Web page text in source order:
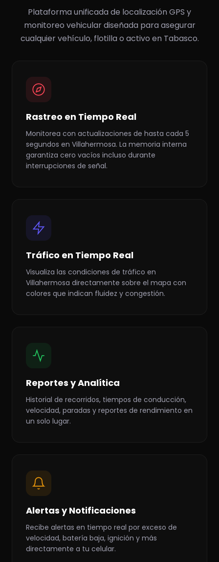
Plataforma unificada de localización GPS y
monitoreo vehicular diseñada para asegurar
cualquier vehículo, flotilla o activo en Tabasco.
Rastreo en Tiempo Real
Monitorea con actualizaciones de hasta cada 5
segundos en Villahermosa. La memoria interna
garantiza cero vacíos incluso durante
interrupciones de señal.
Tráfico en Tiempo Real
Visualiza las condiciones de tráfico en
Villahermosa directamente sobre el mapa con
colores que indican fluidez y congestión.
Reportes y Analítica
Historial de recorridos, tiempos de conducción,
velocidad, paradas y reportes de rendimiento en
un solo lugar.
Alertas y Notificaciones
Recibe alertas en tiempo real por exceso de
velocidad, batería baja, ignición y más
directamente a tu celular.